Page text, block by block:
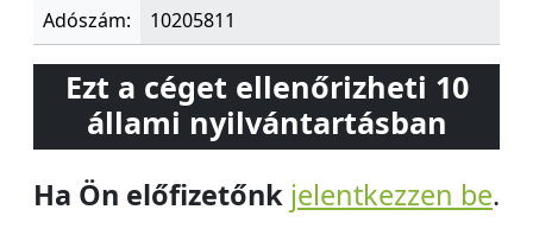
Adószám: 10205811
Ezt a céget ellenőrizheti 10
állami nyilvántartásban
Ha Ön előfizetőnk jelentkezzen be.